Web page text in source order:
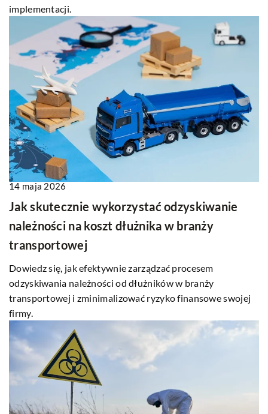
implementacji.
14 maja 2026
Jak skutecznie wykorzystać odzyskiwanie
należności na koszt dłużnika w branży
transportowej
Dowiedz się, jak efektywnie zarządzać procesem
odzyskiwania należności od dłużników w branży
transportowej i zminimalizować ryzyko finansowe swojej
firmy.